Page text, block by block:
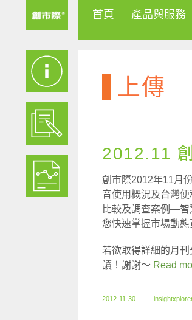
首頁 產品與服務
上傳
2012.11
創市際2012年11月
音使用概況及台灣
比較及調查案例—智
您快速掌握市場動態
若欲取得詳細的月
讀！謝謝～ Read
2012-11-30